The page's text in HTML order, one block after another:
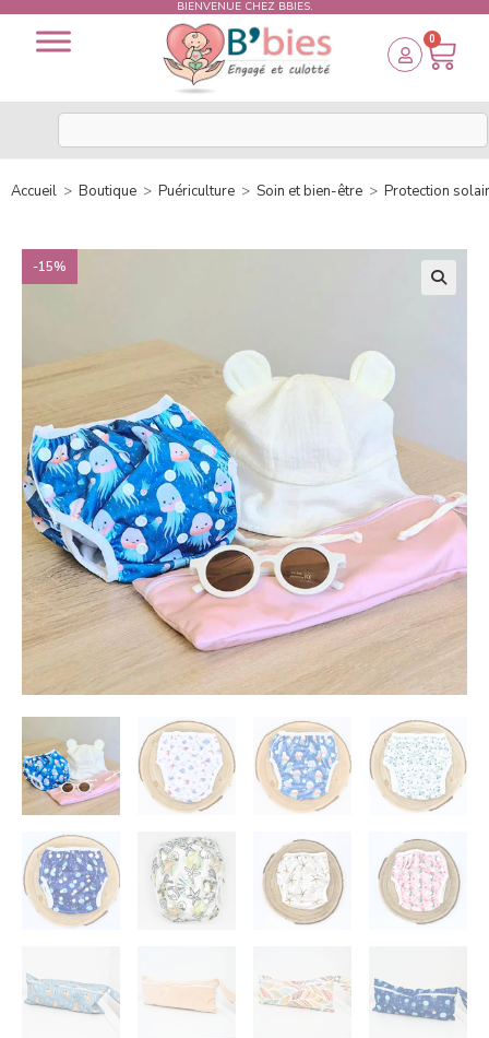
BIENVENUE CHEZ BBIES.
0
Accueil > Boutique > Puériculture > Soin et bien-être > Protection
-15%